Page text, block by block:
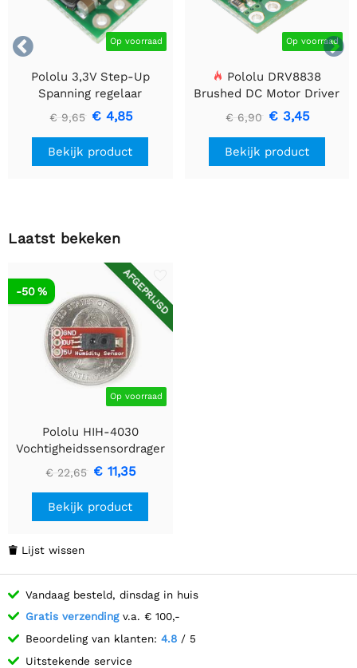

 Op voorraad
Pololu 3,3V Step-Up
Spanning regelaar
U1V10F3
€ 9,65 € 4,85
Bekijk product
Op voorraad
Pololu DRV8838
Brushed DC Motor Driver
€ 6,90 € 3,45
Bekijk product
Laatst bekeken
AFGEPRIJSD
Op voorraad
-50 %
Pololu HIH-4030
Vochtigheidssensordrager
€ 22,65 € 11,35
Bekijk product
 Lijst wissen
Vandaag besteld, dinsdag in huis
Gratis verzendingv.a. € 100,-
Beoordeling van klanten: 4.8 / 5
Uitstekende service